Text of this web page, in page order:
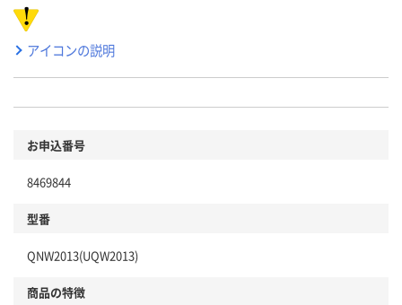
アイコンの説明
お申込番号
8469844
型番
QNW2013(UQW2013)
商品の特徴